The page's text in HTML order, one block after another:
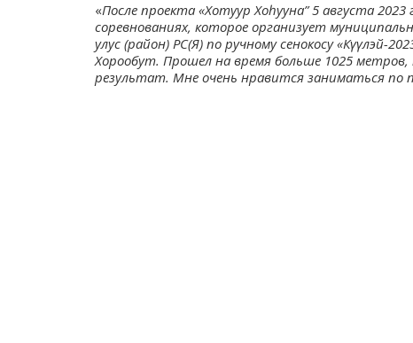
«После проекта «Хотуур Хоһууна” 5 августа
соревнованиях, которое организует
улус (район) РС(Я) по ручному сенокосу «Күүлэй-
Хорообут. Прошел на время больше 1025
результат. Мне очень нравится заниматься по